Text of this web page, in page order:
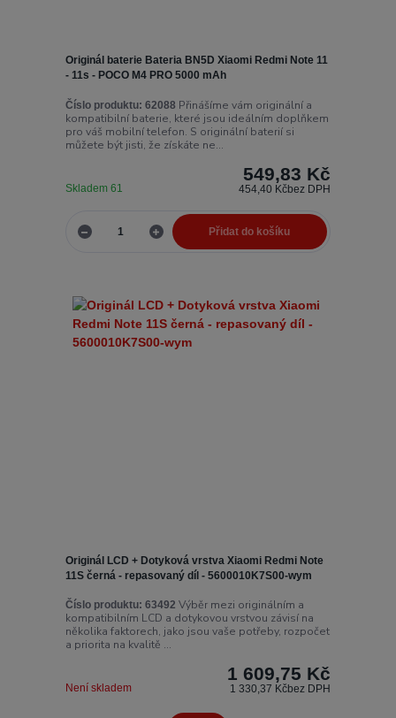
Originál baterie Bateria BN5D Xiaomi Redmi Note 11
- 11s - POCO M4 PRO 5000 mAh
Číslo produktu: 62088 Přinášíme vám originální a
kompatibilní baterie, které jsou ideálním doplňkem
pro váš mobilní telefon. S originální baterií si
můžete být jisti, že získáte ne...
549,83 Kč
454,40 Kčbez DPH
Skladem 61
Přidat do košíku
Originál LCD + Dotyková vrstva Xiaomi Redmi Note
11S černá - repasovaný díl - 5600010K7S00-wym
Číslo produktu: 63492 Výběr mezi originálním a
kompatibilním LCD a dotykovou vrstvou závisí na
několika faktorech, jako jsou vaše potřeby, rozpočet
a priorita na kvalitě ...
1 609,75 Kč
1 330,37 Kčbez DPH
Není skladem